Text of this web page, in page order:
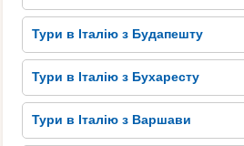
Тури в Італію з Будапешту
Тури в Італію з Бухаресту
Тури в Італію з Варшави